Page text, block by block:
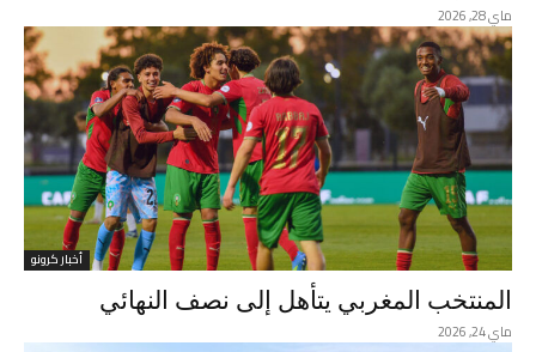
ماي 28, 2026
أخبار كرونو
المنتخب المغربي يتأهل إلى نصف النهائي
ماي 24, 2026